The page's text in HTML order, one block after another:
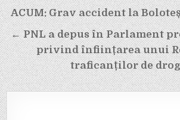
Navigare
în
articole
ACUM: Grav accident la
← PNL a depus în Parlament
privind înființarea unui
traficanților de